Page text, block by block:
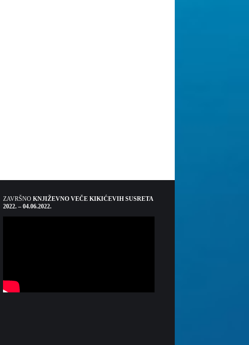
ZAVRŠNO KNJIŽEVNO VEČE KIKIĆEVIH SUSRETA
2022. – 04.06.2022.